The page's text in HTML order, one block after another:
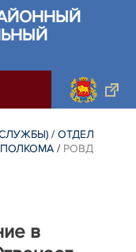
/ ОТДЕЛ
/ РОВД
в